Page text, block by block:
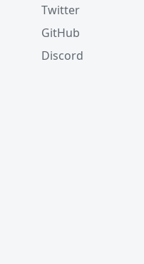
Twitter
GitHub
Discord